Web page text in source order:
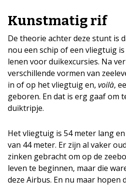
Kunstmatig rif
De theorie achter deze stunt is
nou een schip of een vliegtuig
lenen voor duikexcursies. Na
verschillende vormen van
in of op het vliegtuig en, voilà,
geboren. En dat is erg gaaf om
duiktripje.
Het vliegtuig is 54 meter lang
van 44 meter. Er zijn al vaker
zinken gebracht om op de
leven te beginnen, maar die
deze Airbus. En nu maar hopen